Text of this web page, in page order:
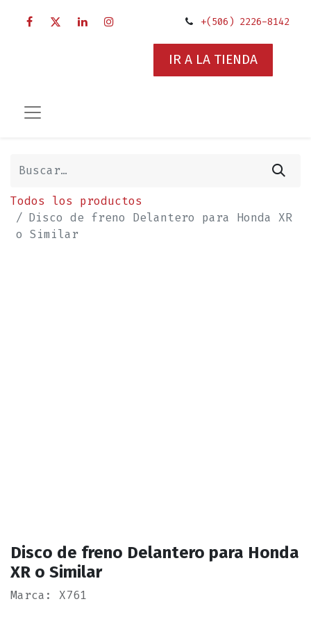
+(506) 2226-8142
IR A LA TIENDA
Todos los productos
Disco de freno Delantero para Honda XR
o Similar
Disco de freno Delantero para Honda
XR o Similar
Marca: X761